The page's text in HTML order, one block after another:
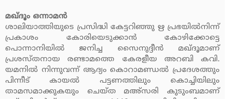
മഖ്ദൂം ഒന്നാമന്‍
ശാലിയാത്തിയുടെ പ്രസിദ്ധി കേട്ടറിഞ്ഞു ഋ പ്രഭയില്‍നിന്ന്
പ്രകാശം കോരിയെടുക്കാന്‍ കോഴിക്കോട്ടെ
പൊന്നാനിയില്‍ ജനിച്ച സൈനുദ്ദീന്‍ മഖ്ദൂമാണ്
പ്രശസ്തനായ രണ്ടാമത്തെ കേരളീയ അറബി കവി.
യമനില്‍ നിന്നുവന്ന് ആദ്യം കൊറാമണ്ഡല്‍ പ്രദേശത്തും
പിന്നീട് കായല്‍ പട്ടണത്തിലും കൊച്ചിയിലും
താമസമാക്കുകയും ചെയ്ത മഅ്‌സരി കുടുംബമാണ്